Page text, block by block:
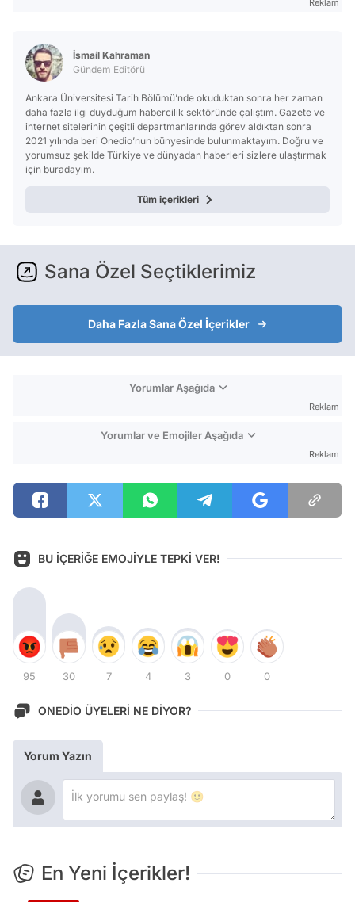
İsmail Kahraman
Gündem Editörü
Ankara Üniversitesi Tarih Bölümü’nde okuduktan sonra her zaman
daha fazla ilgi duyduğum habercilik sektöründe çalıştım. Gazete ve
internet sitelerinin çeşitli departmanlarında görev aldıktan sonra
2021 yılında beri Onedio’nun bünyesinde bulunmaktayım. Doğru ve
yorumsuz şekilde Türkiye ve dünyadan haberleri sizlere ulaştırmak
için buradayım.
Tüm içerikleri
Sana Özel Seçtiklerimiz
Daha Fazla Sana Özel İçerikler
Yorumlar Aşağıda
Reklam
Yorumlar ve Emojiler Aşağıda
Reklam
BU İÇERİĞE EMOJİYLE TEPKİ VER!
95 30 7 4 3 0 0
ONEDİO ÜYELERİ NE DİYOR?
Yorum Yazın
En Yeni İçerikler!